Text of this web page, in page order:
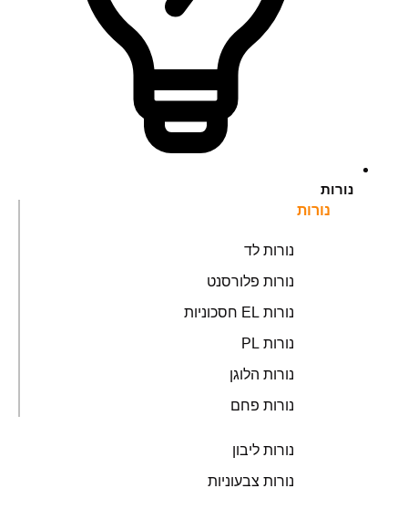
נורות
נורות
נורות לד
נורות פלורסנט
נורות EL חסכוניות
נורות PL
נורות הלוגן
נורות פחם
נורות ליבון
נורות צבעוניות